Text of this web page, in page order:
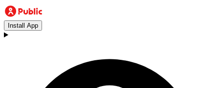
Install App